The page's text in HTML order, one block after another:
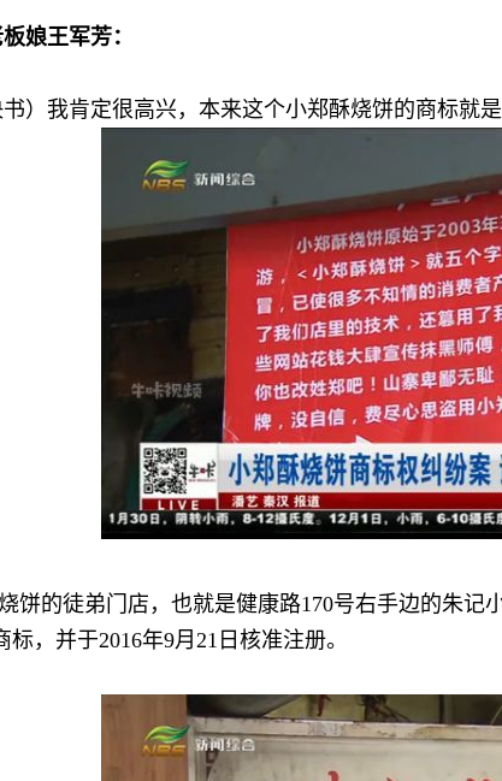
王军芳：
我肯定很高兴，本来这个小郑酥烧饼的商标就是
的徒弟门店，也就是健康路170号右手边的朱记
，并于2016年9月21日核准注册。